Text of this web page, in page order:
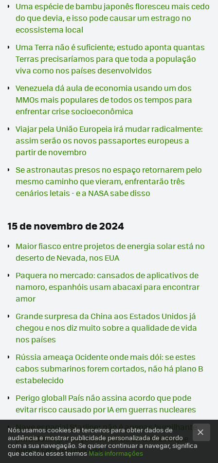
Uma espécie de bambu japonês floresceu mais cedo
do que devia, e isso pode causar um estrago no
ecossistema local
Uma Terra não é suficiente; estudo aponta quantas
Terras precisaríamos para que toda a população
viva como nos países desenvolvidos
Venezuela dá aula de economia usando um dos
MMOs mais populares de todos os tempos para
enfrentar crise socioeconômica
Viajar pela União Europeia irá mudar radicalmente:
assim serão os novos passaportes europeus a
partir de novembro
Se astronautas presos no espaço retornarem pelo
mesmo caminho que vieram, enfrentarão três
cenários letais - e a NASA sabe disso
15 de novembro de 2024
Maior fiasco entre projetos de energia solar está no
deserto de Nevada, nos EUA
Paquera no mercado: cansados de aplicativos de
namoro, espanhóis usam abacaxi para encontrar
amor
Grande surpresa da China aos Estados Unidos já
chegou e nos diz muito sobre a qualidade de vida
nos países
Rússia ameaça Ocidente onde mais dói: se estes
cabos submarinos forem cortados, não há plano B
estabelecido
Perigo global! País não assina acordo que pode
evitar risco causado por IA em guerras nucleares
Nave espacial Starliner não é apenas humilhante
para Boeing: é poço sem fundo de dinheiro que
nunca será recuperado
Nós usamos cookies de terceiros para obter dados de
audiência e mostrar publicidade personalizada de acordo
com a sua navegação. Se quiser continuar a navegar, significa
que aceitou esses termosMais informações